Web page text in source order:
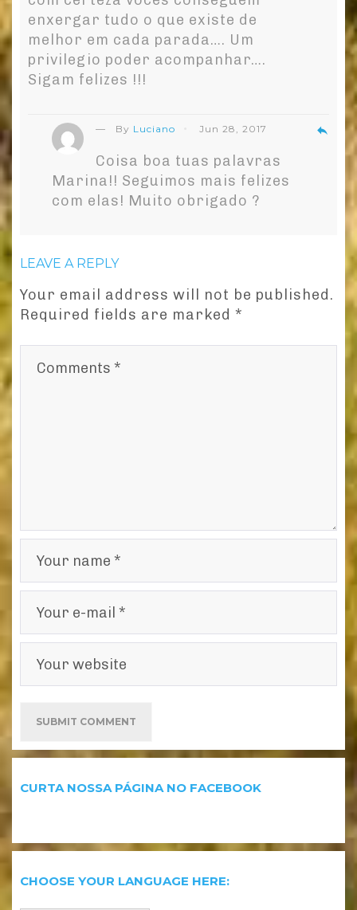
enxergar tudo o que existe de
melhor em cada parada…. Um
privilegio poder acompanhar….
Sigam felizes !!!
— By Luciano Jun 28, 2017
Coisa boa tuas palavras
Marina!! Seguimos mais felizes
com elas! Muito obrigado ?
reply
LEAVE A REPLY
Your email address will not be published.
Required fields are marked *
CURTA NOSSA PÁGINA NO FACEBOOK
CHOOSE YOUR LANGUAGE HERE: